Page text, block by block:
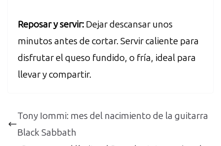
Reposar y servir: Dejar descansar unos
minutos antes de cortar. Servir caliente para
disfrutar el queso fundido, o fría, ideal para
llevar y compartir.
Tony Iommi: mes del nacimiento de la guitarra
Black Sabbath